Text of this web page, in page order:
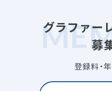
グラファー
募
登録料・